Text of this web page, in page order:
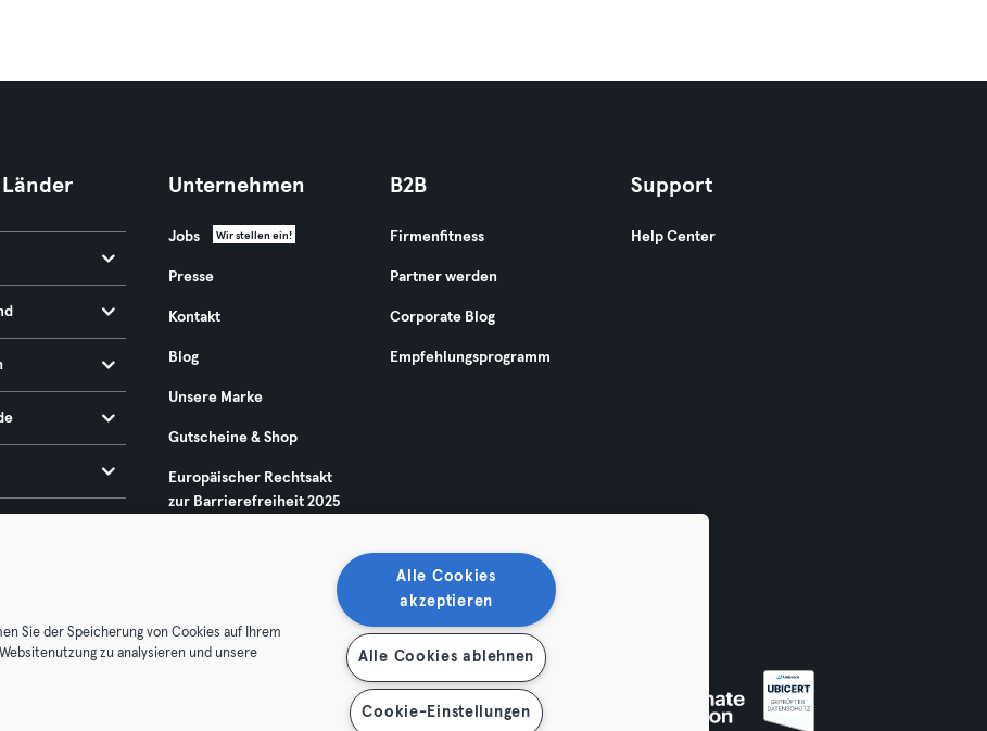
Unternehmen
Jobs Wir stellen ein!
Presse
Kontakt
Blog
Unsere Marke
Gutscheine & Shop
Europäischer Rechtsakt
zur Barrierefreiheit 2025
B2B
Firmenfitness
Partner werden
Corporate Blog
Empfehlungsprogramm
Support
Help Center
Vertrag hier kündigen Hier Verträge widerrufen
Sie der Speicherung von Cookies auf Ihrem
zu analysieren und unsere
Alle Cookies
akzeptieren
Alle Cookies ablehnen
Cookie-Einstellungen